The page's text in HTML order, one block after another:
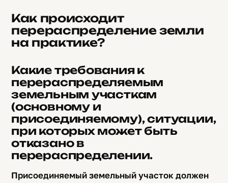
Как происходит
перераспределение земли
на практике?
Какие требования к
перераспределяемым
земельным участкам
(основному и
присоединяемому), ситуации,
при которых может быть
отказано в
перераспределении.
Присоединяемый земельный участок должен